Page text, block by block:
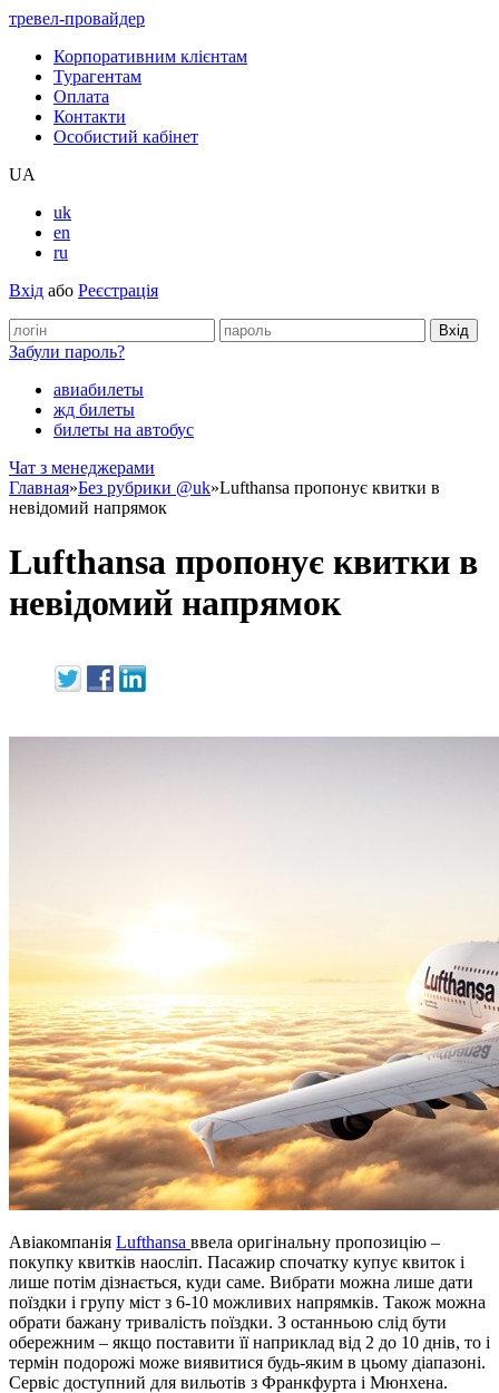
тревел-провайдер
Корпоративним клієнтам
Турагентам
Оплата
Контакти
Особистий кабінет
UA
uk
en
ru
Вхід або Реєстрація
Забули пароль?
авиабилеты
жд билеты
билеты на автобус
Чат з менеджерами
Главная»Без рубрики @uk»Lufthansa пропонує квитки в
невідомий напрямок
Lufthansa пропонує квитки в
невідомий напрямок
Авіакомпанія Lufthansa ввела оригінальну пропозицію –
покупку квитків наосліп. Пасажир спочатку купує квиток і
лише потім дізнається, куди саме. Вибрати можна лише дати
поїздки і групу міст з 6-10 можливих напрямків. Також можна
обрати бажану тривалість поїздки. З останньою слід бути
обережним – якщо поставити її наприклад від 2 до 10 днів, то і
термін подорожі може виявитися будь-яким в цьому діапазоні.
Сервіс доступний для вильотів з Франкфурта і Мюнхена.